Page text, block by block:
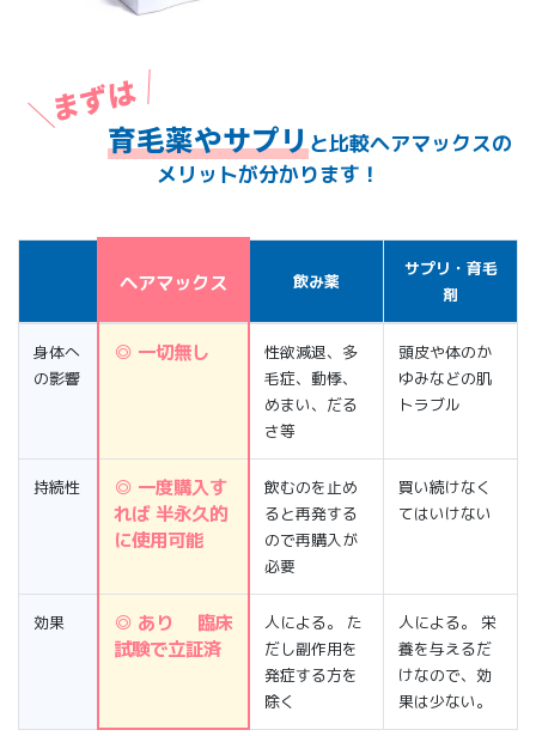
育毛薬やサプリと比較ヘアマックスの
メリットが分かります！
ヘアマックス 飲み薬
サプリ・育毛
剤
身体へ
の影響
◎ 一切無し
性欲減退、多
毛症、動悸、
めまい、だる
さ等
頭皮や体のか
ゆみなどの肌
トラブル
持続性
◎ 一度購入す
れば 半永久的
に使用可能
飲むのを止め
ると再発する
ので再購入が
必要
買い続けなく
てはいけない
効果
◎ あり 臨床
試験で立証済
人による。 た
だし副作用を
発症する方を
除く
人による。 栄
養を与えるだ
けなので、効
果は少ない。